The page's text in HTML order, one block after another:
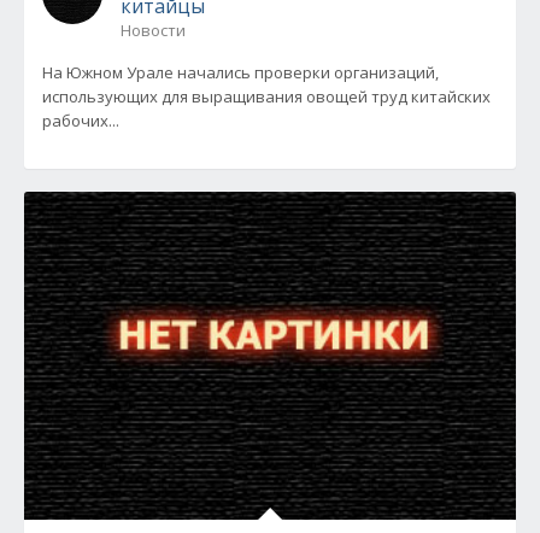
китайцы
Новости
На Южном Урале начались проверки организаций,
использующих для выращивания овощей труд китайских
рабочих...